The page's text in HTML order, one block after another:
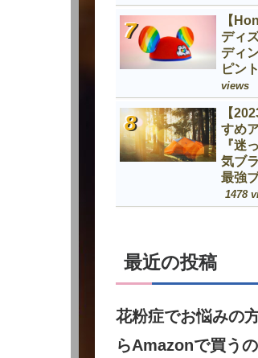
【
ディ
ディ
ピン
views
【
すめ
『迷
気ブ
最強
1478
最近の投稿
花粉症でお悩みの
らAmazonで買う